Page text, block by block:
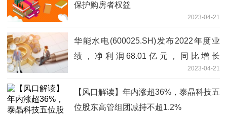
保护购房者权益
2023-04-21
华能水电(600025.SH)发布2022年度业
绩，净利润68.01亿元，同比增长
16.51%，拟10派1.75元|当前快报2023-04-21
【风口解读】年内涨超36%，泰晶科技五
位股东高管组团减持不超1.2%